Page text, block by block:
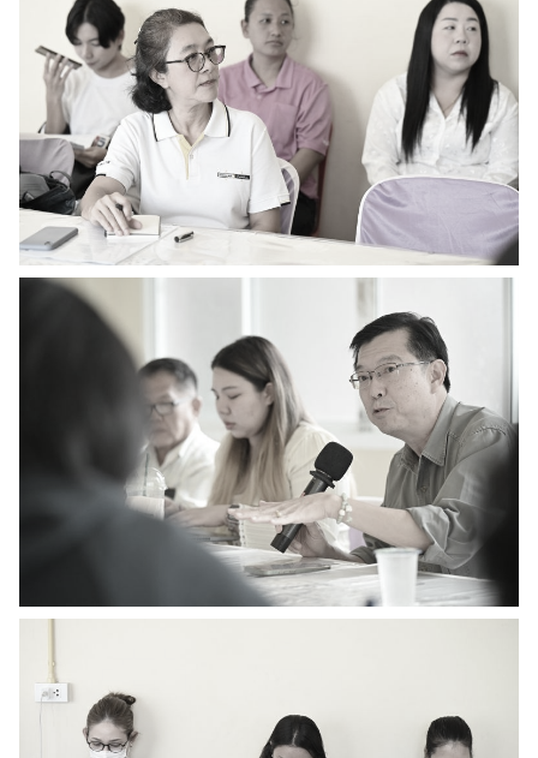
ค้นหา
สำหรับ:
RC Activity
ส่งข่าวประชาสัมพันธ์
ปฏิทิน
ส่งข่าวประชาสัมพันธ์